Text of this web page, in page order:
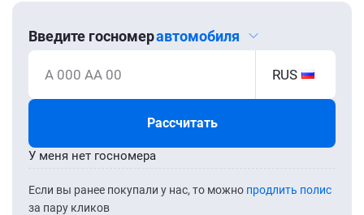
Введите госномеравтомобиля
А 000 АА 00 RUS
Рассчитать
Если вы ранее покупали у нас, то можно продлить полис
за пару кликов
У меня нет госномера